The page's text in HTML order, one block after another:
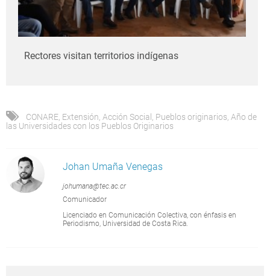
Rectores visitan territorios indígenas
CONARE Extensión Acción Social Pueblos originarios Año de
las Universidades con los Pueblos Originarios
Johan Umaña Venegas
johumana@tec.ac.cr
Comunicador
Licenciado en Comunicación Colectiva, con énfasis en
Periodismo, Universidad de Costa Rica.